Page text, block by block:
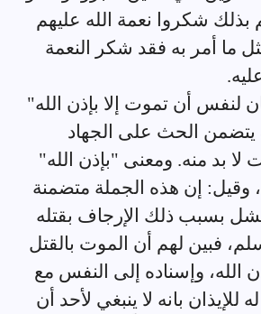
بذلك شكروا نعمة الله عليهم
ما أمر به فقد شكر النعمة
كان لنفس أن تموت إلا بإذن الله"
يتضمن الحث على الجهاد
لا بد منه. ومعنى "بإذن الله"
وقيل: إن هذه الجملة متضمنة
بسبب ذلك الإرجاف بقتله
فبين لهم أن الموت بالقتل
الله، وإسناده إلى النفس مع
للإيذان بانه لا ينبغي لأحد أن